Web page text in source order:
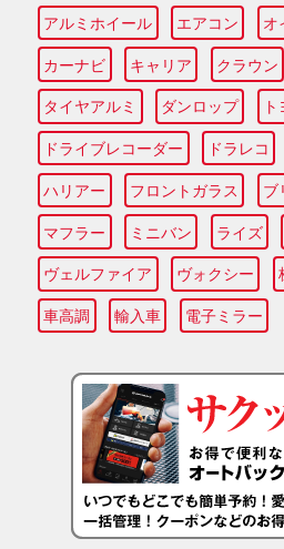
アルミホイール エアコン オ
カーナビ キャリア クラウン
タイヤアルミ ダンロップ
ドライブレコーダー ドラレコ
ハリアー フロントガラス ブ
マフラー ミニバン ライズ
ヴェルファイア ヴォクシー
車高調 輸入車 電子ミラー